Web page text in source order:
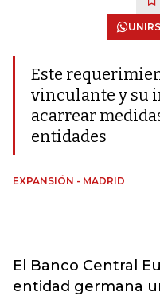
Este
vinculante y su
acarrear
entidades
EXPANSIÓN - MADRID
El Banco Central
entidad germana